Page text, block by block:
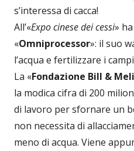
s’interessa di cacca!
All’«Expo cinese dei cessi»
«Omniprocessor»: il suo
l’acqua e fertilizzare i
La «Fondazione Bill &
la modica cifra di 200
di lavoro per sfornare un
non necessita di
meno di acqua. Viene